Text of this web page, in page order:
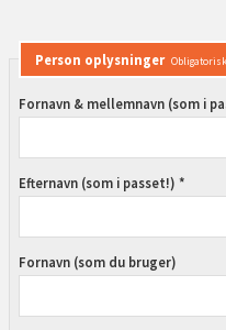
Person oplysninger
Fornavn & mellemnavn (som i
Efternavn (som i passet!) *
Fornavn (som du bruger)